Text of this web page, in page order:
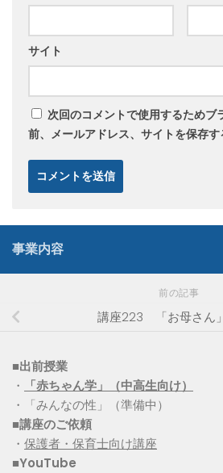
サイト
次回のコメントで使用するためブ
前、メールアドレス、サイトを保存す
事業内容
前の記事
講座223 「お母さん
■出前授業
・
「赤ちゃん学」（中高生向け）
・「みんなの性」（準備中）
■講座のご依頼
・ 保護者・保育士向け講座
■YouTube